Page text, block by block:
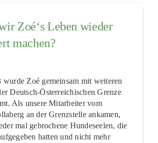
Zoé‘s Leben wieder
machen?
Zoé gemeinsam mit weiteren
Deutsch-Österreichischen Grenze
Als unsere Mitarbeiter vom
an der Grenzstelle ankamen,
mal gebrochene Hundeseelen, die
hatten und nicht mehr